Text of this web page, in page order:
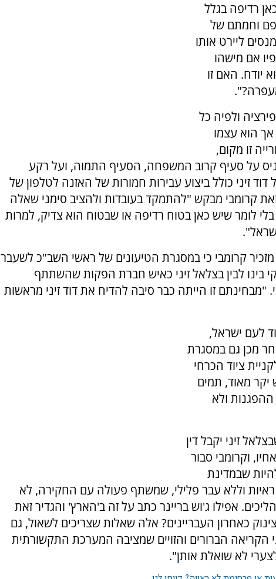
רדיפה בגלל
וחמתם של
ליירט אותו
אם מישהו
יודח. האם זו
ולפיה כל
אך הוא עצמו
זו מקום,
על סעיף קרוב המשפחה, הסעיף התמוה, ועל רקע
דוד זיני כולל ביצוע עבירות חמורות של האזנה לטלפון של
זאת קרומבי מבקש "להתמקד בעובדות ולהציב סימני שאלה
לומר שיש כאן בטוח רדיפה או שבטוח הוא צדיק, למרות
קרומבי כי במסגרת הטיעונים של ראשי השב"כ לשעבר
בינו לבין בצלאל זיני כאיש חברת הפקות שהשתתף
זו הייתה כבר סיבה להדיח את דוד זיני מראשות
לעם ישראל,
מכן גם במסגרת
ציוד הכרחי
יקר מאוד, תמים
ההפגנות ולא
זיני יקבל דין
וקרומבי סבור
שבמדינת
וללא עבר פלילי, שמשתף פעולה עם החקירה, לא
אפילו ג'וש בריינר כתב על זה ב'הארץ' והגדיר זאת
כאחרון העבריינים? אלה שאלות שצריכים לשאול, גם
הקריאה הברורים והזויים שמציבה המערכת התקשורתית
לא שואלת אותן".